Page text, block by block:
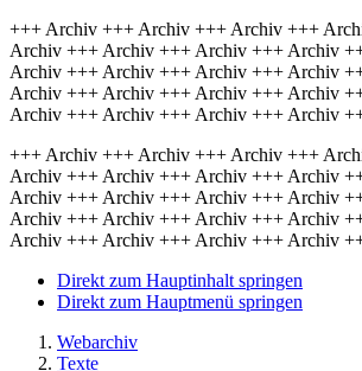
+++ Archiv +++ Archiv +++ Archiv +++
Archiv +++ Archiv +++ Archiv +++ Archiv
Archiv +++ Archiv +++ Archiv +++ Archiv
Archiv +++ Archiv +++ Archiv +++ Archiv
Archiv +++ Archiv +++ Archiv +++ Archiv
+++ Archiv +++ Archiv +++ Archiv +++
Archiv +++ Archiv +++ Archiv +++ Archiv
Archiv +++ Archiv +++ Archiv +++ Archiv
Archiv +++ Archiv +++ Archiv +++ Archiv
Archiv +++ Archiv +++ Archiv +++ Archiv
Direkt zum Hauptinhalt springen
Direkt zum Hauptmenü springen
Webarchiv
Texte